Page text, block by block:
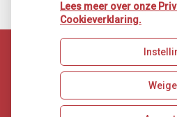
de
Uw Zorg Online
Privacy verklaring|Cookie-
Lees meer over onze
Cookieverklaring.